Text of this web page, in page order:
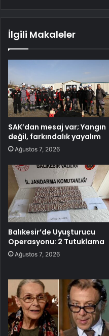
İlgili Makaleler
SAK’dan mesaj var; Yangın
değil, farkındalık yayalım
Ağustos 7, 2026
Balıkesir’de Uyuşturucu
Operasyonu: 2 Tutuklama
Ağustos 7, 2026